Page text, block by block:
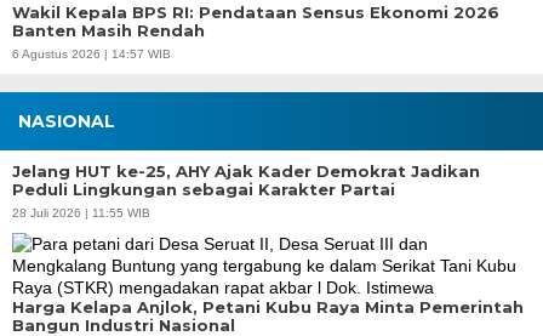
Wakil Kepala BPS RI: Pendataan Sensus Ekonomi 2026
Banten Masih Rendah
6 Agustus 2026 | 14:57 WIB
NASIONAL
Jelang HUT ke-25, AHY Ajak Kader Demokrat Jadikan
Peduli Lingkungan sebagai Karakter Partai
28 Juli 2026 | 11:55 WIB
Harga Kelapa Anjlok, Petani Kubu Raya Minta Pemerintah
Bangun Industri Nasional